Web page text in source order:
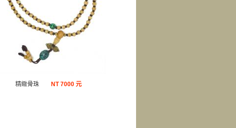
精緻骨珠 NT7000 元